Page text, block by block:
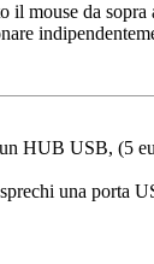
il mouse da
HUB USB, (5
una porta